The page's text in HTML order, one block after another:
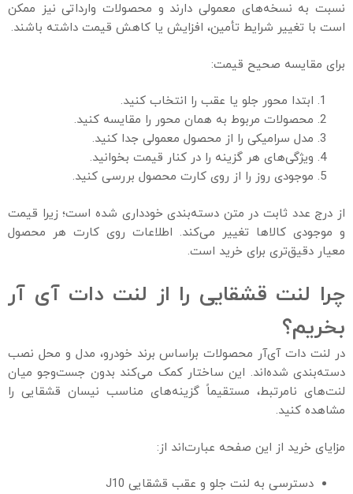
نسبت به نسخه‌های معمولی دارند و محصولات وارداتی نیز ممکن
است با تغییر شرایط تأمین، افزایش یا کاهش قیمت داشته باشند.
برای مقایسه صحیح قیمت:
ابتدا محور جلو یا عقب را انتخاب کنید.
محصولات مربوط به همان محور را مقایسه کنید.
مدل سرامیکی را از محصول معمولی جدا کنید.
ویژگی‌های هر گزینه را در کنار قیمت بخوانید.
موجودی روز را از روی کارت محصول بررسی کنید.
از درج عدد ثابت در متن دسته‌بندی خودداری شده است؛ زیرا قیمت
و موجودی کالاها تغییر می‌کند. اطلاعات روی کارت هر محصول
معیار دقیق‌تری برای خرید است.
چرا لنت قشقایی را از لنت دات آی‌ آر
بخریم؟
در لنت دات آی‌آر محصولات براساس برند خودرو، مدل و محل نصب
دسته‌بندی شده‌اند. این ساختار کمک می‌کند بدون جست‌وجو میان
لنت‌های نامرتبط، مستقیماً گزینه‌های مناسب نیسان قشقایی را
مشاهده کنید.
مزایای خرید از این صفحه عبارت‌اند از:
دسترسی به لنت جلو و عقب قشقایی J10